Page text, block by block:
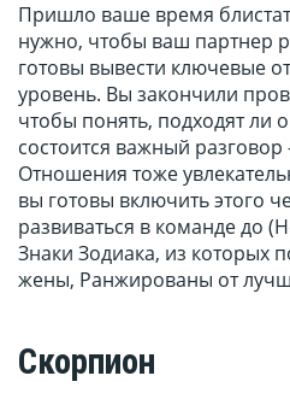
Пришло ваше время
нужно, чтобы ваш партнер
готовы вывести ключевые
уровень. Вы закончили
чтобы понять, подходят ли
состоится важный
Отношения тоже
вы готовы включить этого
развиваться в команде до
Знаки Зодиака, из которых
жены, Ранжированы от
Скорпион